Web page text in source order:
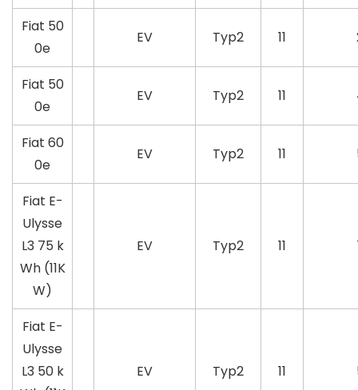
Fiat 50
0e
EV Typ2 11
Fiat 50
0e
EV Typ2 11
Fiat 60
0e
EV Typ2 11
Fiat E-
Ulysse
L3 75 k
Wh (11K
W)
EV Typ2 11
Fiat E-
Ulysse
L3 50 k
EV Typ2 11